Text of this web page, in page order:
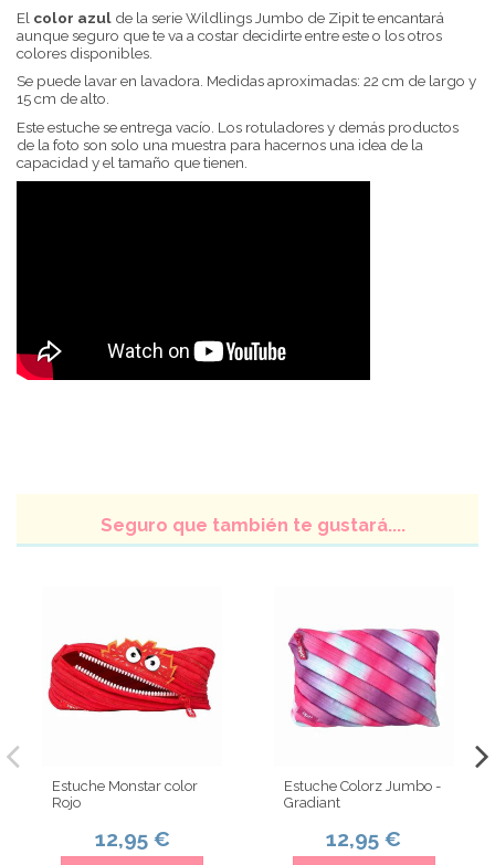
El color azul de la serie Wildlings Jumbo de Zipit te encantará
aunque seguro que te va a costar decidirte entre este o los otros
colores disponibles.
Se puede lavar en lavadora. Medidas aproximadas: 22 cm de largo y
15 cm de alto.
Este estuche se entrega vacío. Los rotuladores y demás productos
de la foto son solo una muestra para hacernos una idea de la
capacidad y el tamaño que tienen.
Seguro que también te gustará....
Estuche Monstar color
Rojo
12,95 €
Estuche Colorz Jumbo -
Gradiant
12,95 €